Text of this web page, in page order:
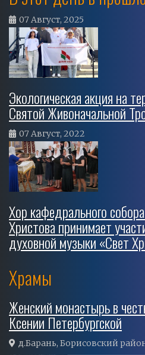
07 Август, 2025
Экологическая акция на
Святой Живоначальной
07 Август, 2022
Хор кафедрального
Христова принимает
духовной музыки «Свет
Храмы
Женский монастырь в
Ксении Петербургской
д.Барань, Борисовский